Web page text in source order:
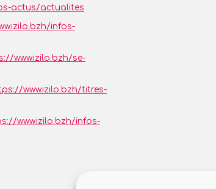
actus/actualites
infos-
www.izilo.bzh/se-
www.izilo.bzh/titres-
www.izilo.bzh/infos-